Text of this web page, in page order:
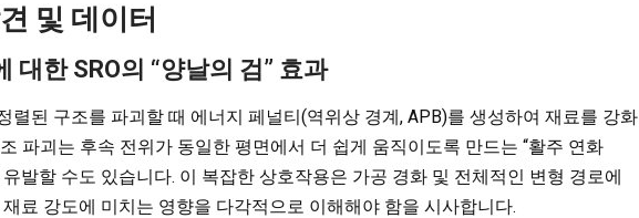
및 데이터
대한 SRO의 “양날의 검” 효과
렬된 구조를 파괴할 때 에너지 페널티(역위상 경계, APB)를 생성하여 재료를 강화
파괴는 후속 전위가 동일한 평면에서 더 쉽게 움직이도록 만드는 “활주 연화
발할 수도 있습니다. 이 복잡한 상호작용은 가공 경화 및 전체적인 변형 경로에
료 강도에 미치는 영향을 다각적으로 이해해야 함을 시사합니다.